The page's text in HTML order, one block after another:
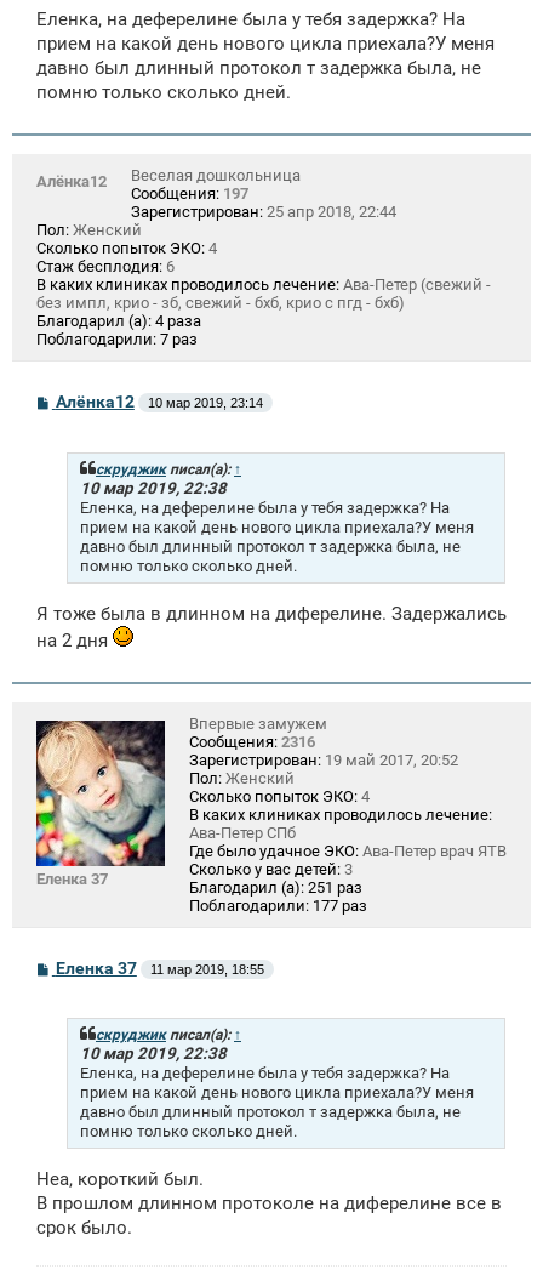
б
щ
е
н
и
Еленка, на деферелине была у тебя задержка? На
прием на какой день нового цикла приехала?У меня
давно был длинный протокол т задержка была, не
помню только сколько дней.
Алёнка12
Веселая дошкольница
Сообщения: 197
Зарегистрирован: 25 апр 2018, 22:44
Пол: Женский
Сколько попыток ЭКО: 4
Стаж бесплодия: 6
В каких клиниках проводилось лечение: Ава-Петер (свежий -
без импл, крио - зб, свежий - бхб, крио с пгд - бхб)
Благодарил (а): 4 раза
Поблагодарили: 7 раз
С
Алёнка12 10 мар 2019, 23:14
скруджикписал(а): ↑
10 мар 2019, 22:38
Еленка, на деферелине была у тебя задержка? На
прием на какой день нового цикла приехала?У меня
давно был длинный протокол т задержка была, не
помню только сколько дней.
Я тоже была в длинном на диферелине. Задержались
на 2 дня
Еленка 37
Впервые замужем
Сообщения: 2316
Зарегистрирован: 19 май 2017, 20:52
Пол: Женский
Сколько попыток ЭКО: 4
В каких клиниках проводилось лечение:
Ава-Петер СПб
Где было удачное ЭКО: Ава-Петер врач ЯТВ
Сколько у вас детей: 3
Благодарил (а): 251 раз
Поблагодарили: 177 раз
С
о
Еленка 37 11 мар 2019, 18:55
скруджикписал(а): ↑
10 мар 2019, 22:38
Еленка, на деферелине была у тебя задержка? На
прием на какой день нового цикла приехала?У меня
давно был длинный протокол т задержка была, не
помню только сколько дней.
Неа, короткий был.
В прошлом длинном протоколе на диферелине все в
срок было.